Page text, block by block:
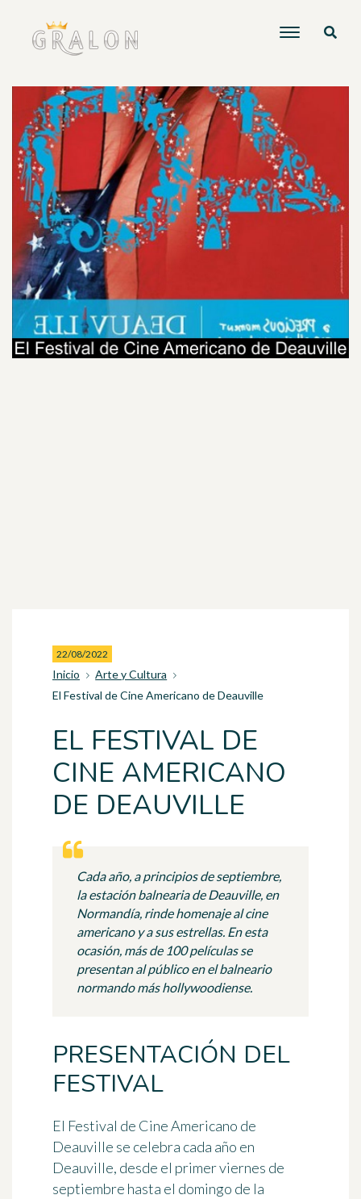
22/08/2022
Inicio
Arte y Cultura
El Festival de Cine Americano de Deauville
EL FESTIVAL DE
CINE AMERICANO
DE DEAUVILLE
Cada año, a principios de septiembre,
la estación balnearia de Deauville, en
Normandía, rinde homenaje al cine
americano y a sus estrellas. En esta
ocasión, más de 100 películas se
presentan al público en el balneario
normando más hollywoodiense.
PRESENTACIÓN DEL
FESTIVAL
El Festival de Cine Americano de
Deauville se celebra cada año en
Deauville, desde el primer viernes de
septiembre hasta el domingo de la